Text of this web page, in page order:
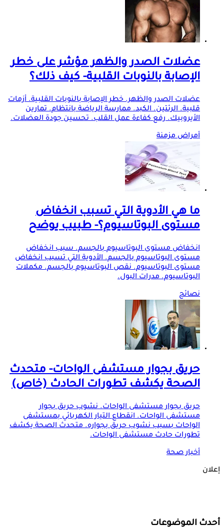
عضلات الصدر والظهر مؤشر على خطر
الإصابة بالنوبات القلبية- كيف ذلك؟
عضلات الصدر والظهر. خطر الإصابة بالنوبات القلبية. أزمات
قلبية. الرئتين. الكبد. ممارسة الرياضة بانتظام. تمارين
الأيروبيك. رفع كفاءة عمل القلب. تحسين جودة العضلات.
أمراض مزمنة
ما هي الأدوية التي تسبب انخفاض
مستوى البوتاسيوم؟- طبيب يوضح
انخفاض مستوى البوتاسيوم بالجسم. سبب انخفاض
مستوى البوتاسيوم بالجسم. الأدوية التي تسبب انخفاض
مستوى البوتاسيوم. نقص البوتاسيوم بالجسم. مكملات
البوتاسيوم. مدرات البول.
نصائح
حريق بجوار مستشفى الواحات- متحدث
الصحة يكشف تطورات الحادث (خاص)
حريق بجوار مستشفى الواحات. نشوب حريق بجوار
مستشفى الواحات. انقطاع التيار الكهربائي بمستشفى
الواحات بسبب نشوب حريق بجواره. متحدث الصحة يكشف
تطورات حادث مستشفى الواحات.
أخبار صحة
إعلان
أحدث الموضوعات